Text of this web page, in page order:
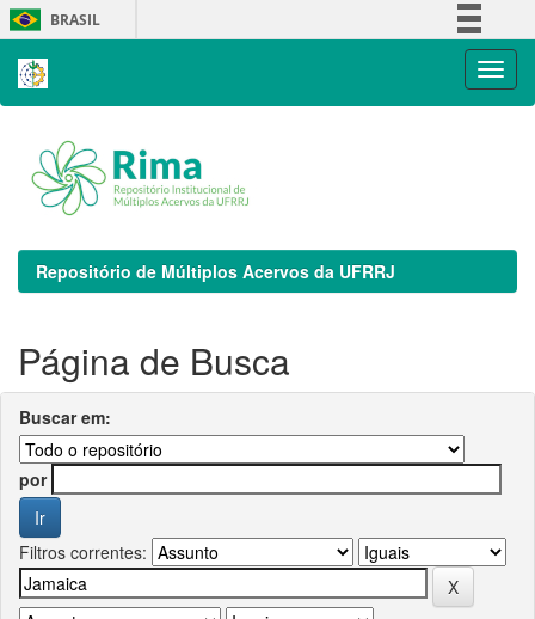
Skip
navigation
BRASIL
Repositório de Múltiplos Acervos da UFRRJ
Página de Busca
Buscar em:
por
Filtros correntes: